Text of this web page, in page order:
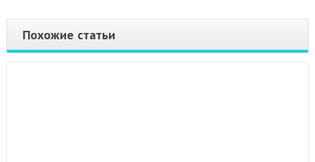
Похожие статьи